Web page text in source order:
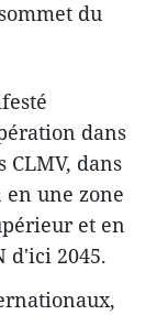
du
dans
dans
une zone
et en
d'ici 2045.